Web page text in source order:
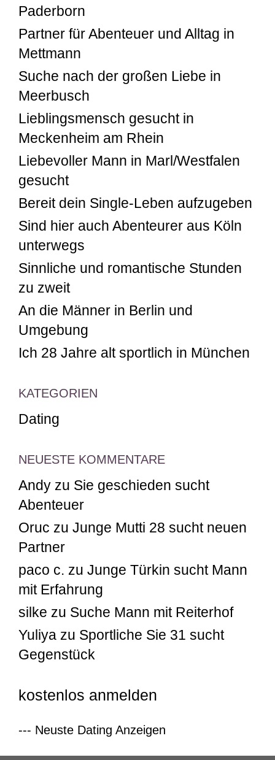
Paderborn
Partner für Abenteuer und Alltag in
Mettmann
Suche nach der großen Liebe in
Meerbusch
Lieblingsmensch gesucht in
Meckenheim am Rhein
Liebevoller Mann in Marl/Westfalen
gesucht
Bereit dein Single-Leben aufzugeben
Sind hier auch Abenteurer aus Köln
unterwegs
Sinnliche und romantische Stunden
zu zweit
An die Männer in Berlin und
Umgebung
Ich 28 Jahre alt sportlich in München
KATEGORIEN
Dating
NEUESTE KOMMENTARE
Andy zu Sie geschieden sucht
Abenteuer
Oruc zu Junge Mutti 28 sucht neuen
Partner
paco c. zu Junge Türkin sucht Mann
mit Erfahrung
silke zu Suche Mann mit Reiterhof
Yuliya zu Sportliche Sie 31 sucht
Gegenstück
kostenlos anmelden
--- Neuste Dating Anzeigen